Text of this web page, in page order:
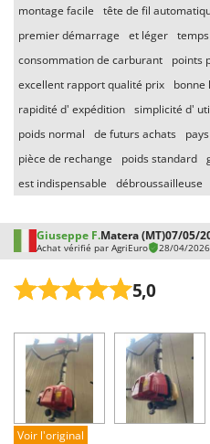
WIDU
Wiper EcoRobot
Wolf Garten
Wortex
Y
Z
Zanon
Zephir
ZGrills
Zomax
montage facile
tête de fil
premier démarrage
et léger
consommation de carburant
points
excellent rapport qualité prix
bonne
rapidité d' expédition simplicité d'
poids normal
de futurs achats
pièce de rechange
poids standard
est indispensable
débroussailleuse
Giuseppe F.Matera (MT)07/05/
Achat vérifié par AgriEuro 28/04/2026
5,0
Prestations
Facilité d'utilisation
Qualité / Prix
Facilité de montage
Voir l'original